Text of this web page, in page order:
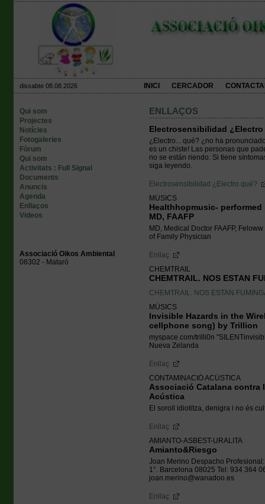
dissabte 08.08.2026 INICI CERCADOR
Qui som
Projectes
Notícies
Fotogaleries
Fòrum
Qui som
Activitats : Full Signal
Documents
Anuncis
Agenda
Enllaços
Videos
Associació Oikos Ambiental
08302 - Mataró
ENLLAÇOS
Electrosensibilidad ¿Electro
¿Electro... qué? ¿no ha
es un chiste! Las personas que
no se están riendo. Si tiene
siga leyendo.
Electrosensibilidad ¿Electro qué?
MÚSICS
Healthhopmusic- performed
MD, FAAFP
MD, Medical Doctor FAAFP,
of Family Physician
Enllaç
CHEMTRAIL
CHEMTRAIL. NOS ESTAN
CHEMTRAIL. NOS ESTAN
MÚSICS
Invisible Hazards in the
cellphone song) by Trillion
myspace.com/trilli0n
Nueva Zelanda
Enllaç
CONTAMINACIÓ ACÚSTICA
Associació Catalana contra
Acústica
El soroll idiotitza, denigra i no és
Enllaç
AMIANTO-ASBEST-URALITA
Amianto&Riesgo
Joan Merino Despacho
1°. Barcelona 08025 Tel: 934 364
joan.merino@wanadoo.es
Enllaç